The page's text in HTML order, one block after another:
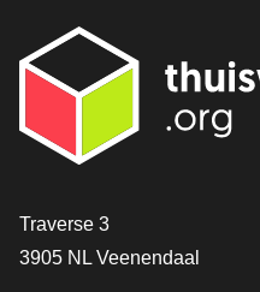
Contact
Traverse 3
3905 NL Veenendaal